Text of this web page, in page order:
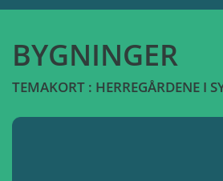
BYGNINGER
TEMAKORT : HERREGÅRDENE I